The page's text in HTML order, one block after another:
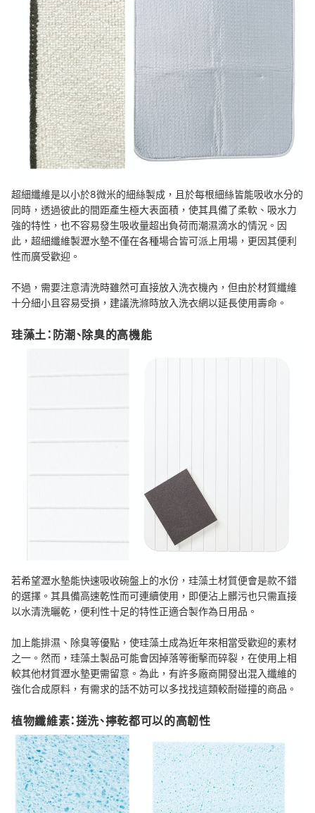
超細纖維是以小於8微米的細絲製成，且於每根細絲皆能吸收水分的
同時，透過彼此的間距產生極大表面積，使其具備了柔軟、吸水力
強的特性，也不容易發生吸收量超出負荷而潮濕滴水的情況。因
此，超細纖維製瀝水墊不僅在各種場合皆可派上用場，更因其便利
性而廣受歡迎。
不過，需要注意清洗時雖然可直接放入洗衣機內，但由於材質纖維
十分細小且容易受損，建議洗滌時放入洗衣網以延長使用壽命。
珪藻土：防潮、除臭的高機能
若希望瀝水墊能快速吸收碗盤上的水份，珪藻土材質便會是款不錯
的選擇。其具備高速乾性而可連續使用，即便沾上髒污也只需直接
以水清洗曬乾，便利性十足的特性正適合製作為日用品。
加上能排濕、除臭等優點，使珪藻土成為近年來相當受歡迎的素材
之一。然而，珪藻土製品可能會因掉落等衝擊而碎裂，在使用上相
較其他材質瀝水墊更需留意。為此，有許多廠商開發出混入纖維的
強化合成原料，有需求的話不妨可以多找找這類較耐碰撞的商品。
植物纖維素：搓洗、擰乾都可以的高韌性